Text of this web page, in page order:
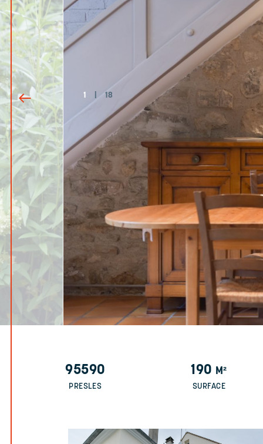
1 18
95590
PRESLES
190 M²
SURFACE